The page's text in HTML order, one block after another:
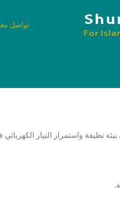
تواصل
نظيفة واستمرار التيار الكهربائي